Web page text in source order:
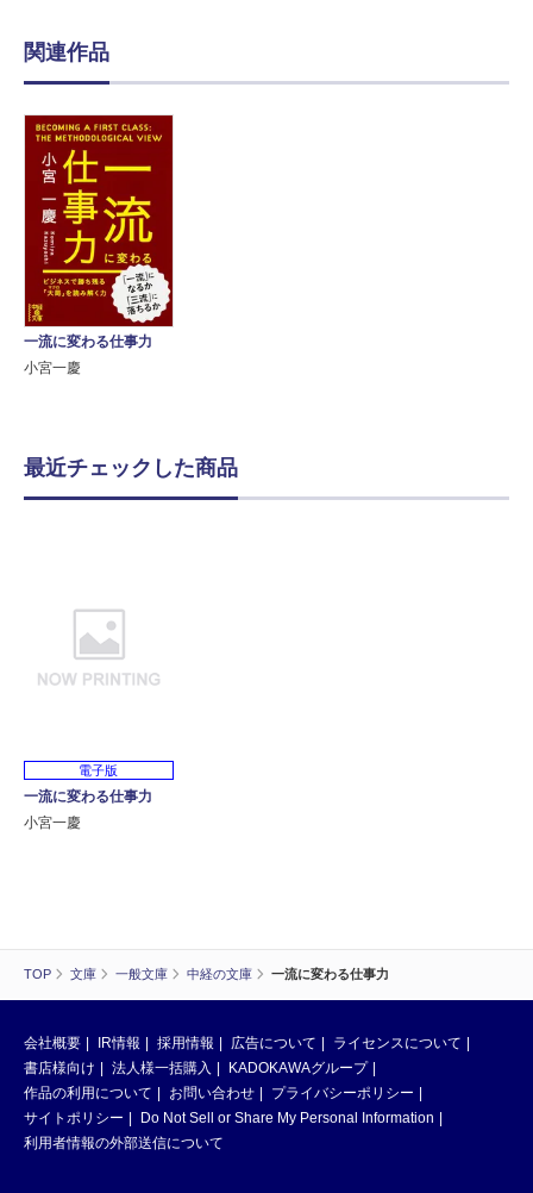
TOP 文庫 一般文庫 中経の文庫 一流に変わる仕事力
関連作品
一流に変わる仕事力
小宮一慶
最近チェックした商品
電子版
一流に変わる仕事力
小宮一慶
会社概要 IR情報 採用情報 広告について
ライセンスについて
書店様向け
法人様一括購入
KADOKAWAグループ
作品の利用について
お問い合わせ
プライバシーポリシー
サイトポリシー
Do Not Sell or Share My Personal Information
利用者情報の外部送信について